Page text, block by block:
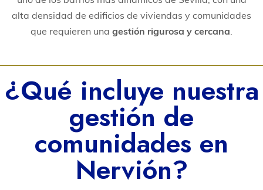
alta densidad de edificios de viviendas y comunidades
que requieren una gestión rigurosa y cercana.
¿Qué incluye nuestra
gestión de
comunidades en
Nervión?